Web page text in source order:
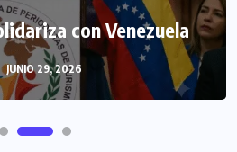
con Venezuela
JUNIO 29, 2026